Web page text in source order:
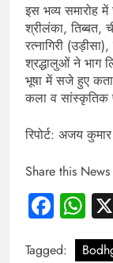
इस भव्य समारोह में
श्रीलंका, तिब्बत,
रत्नागिरी
श्रद्धालुओं ने भाग
भूषा में सजे हुए
कला व सांस्कृतिक
रिपोर्ट: अजय
Share this News
Tagged: